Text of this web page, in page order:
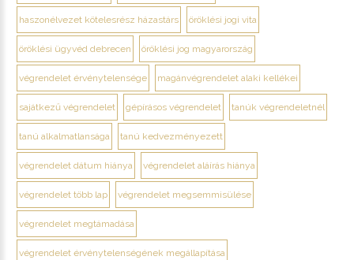
haszonélvezet kötelesrész házastárs öröklési jogi vita
öröklési ügyvéd debrecen öröklési jog magyarország
végrendelet érvénytelensége magánvégrendelet alaki kellékei
sajátkezű végrendelet gépírásos végrendelet tanúk végrendeletnél
tanú alkalmatlansága tanú kedvezményezett
végrendelet dátum hiánya végrendelet aláírás hiánya
végrendelet több lap végrendelet megsemmisülése
végrendelet megtámadása
végrendelet érvénytelenségének megállapítása